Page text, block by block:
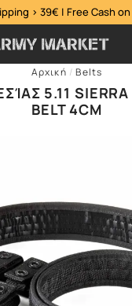
> 39€ | Free Cash
Αρχική /Belts
5.11 SIERRA
BELT 4CM